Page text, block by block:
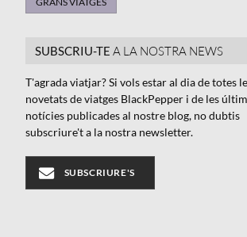
SUBSCRIU-TE A LA NOSTRA NEWS
T'agrada viatjar? Si vols estar al dia de totes
novetats de viatges BlackPepper i de les
notícies publicades al nostre blog, no dubtis
subscriure't a la nostra newsletter.
SUBSCRIURE'S